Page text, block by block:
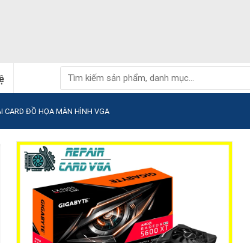
kiếm:
CARD ĐỒ HỌA MÀN HÌNH VGA